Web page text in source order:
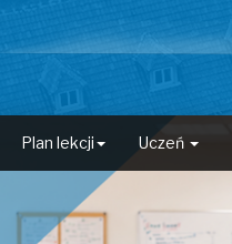
Plan lekcji Uczeń